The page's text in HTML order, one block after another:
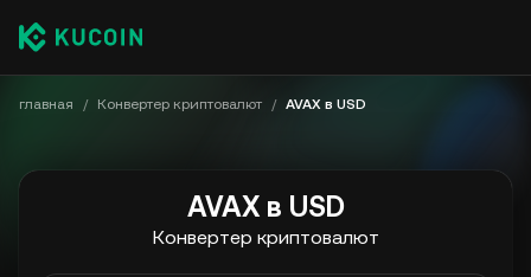
главная / Конвертер криптовалют / AVAX в USD
AVAX в USD
Конвертер криптовалют